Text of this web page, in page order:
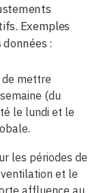
Exemples
:
mettre
(du
le lundi et le
les périodes de
et le
affluence au